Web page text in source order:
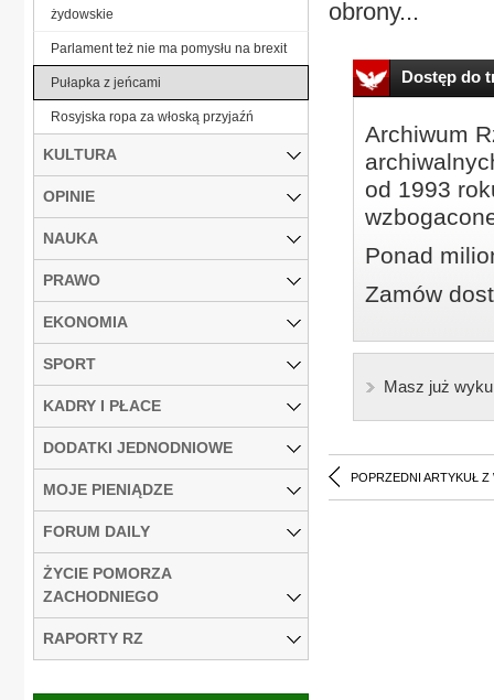
obrony...
Dostęp do
Archiwum
od 1993
Ponad
Zamów
Masz już
POPRZEDNI ARTYKUŁ Z
żydowskie
Parlament też nie ma pomysłu na brexit
Pułapka z jeńcami
Rosyjska ropa za włoską przyjaźń
KULTURA
OPINIE
NAUKA
PRAWO
EKONOMIA
SPORT
KADRY I PŁACE
DODATKI JEDNODNIOWE
MOJE PIENIĄDZE
FORUM DAILY
ŻYCIE POMORZA
ZACHODNIEGO
RAPORTY RZ